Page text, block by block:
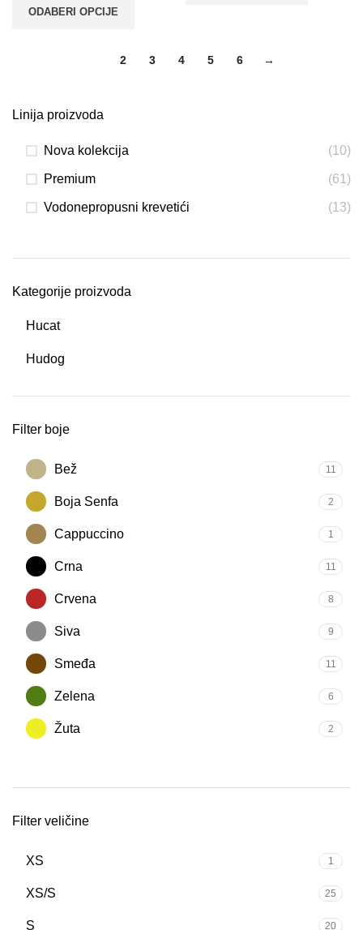
Linija proizvoda
Nova kolekcija (10)
Premium (61)
Vodonepropusni krevetići (13)
Kategorije proizvoda
Hucat
Hudog
Filter boje
Bež 11
Boja Senfa 2
Cappuccino 1
Crna 11
Crvena 8
Siva 9
Smeđa 11
Zelena 6
Žuta 2
Filter veličine
XS 1
XS/S 25
S 20
ODABERI OPCIJE
2 3 4 5 6 →